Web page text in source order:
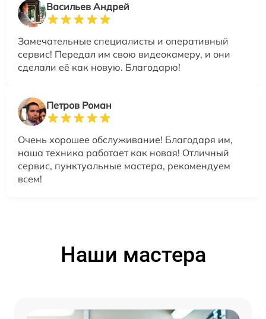
Васильев Андрей
Замечательные специалисты и оперативный
сервис! Передал им свою видеокамеру, и они
сделали её как новую. Благодарю!
Петров Роман
Очень хорошее обслуживание! Благодаря им,
наша техника работает как новая! Отличный
сервис, пунктуальные мастера, рекомендуем
всем!
Наши мастера